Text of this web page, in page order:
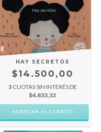
HAY SECRETOS
$14.500,00
3 CUOTAS SIN INTERÉS DE
$4.833,33